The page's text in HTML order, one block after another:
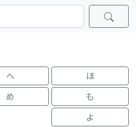
へ
ほ
め
も
よ